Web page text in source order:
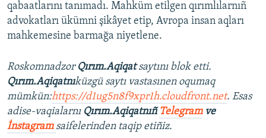
qabaatlarını tanımadı. Mahküm etilgen qırımlılarnıñ
advokatları ükümni şikâyet etip, Avropa insan aqları
mahkemesine barmağa niyetlene.
Roskomnadzor Qırım.Aqiqatsaytını blok etti.
Qırım.Aqiqatnıküzgü saytı vastasınen oqumaq
mümkün:https://d1ug5n8f9xpr1h.cloudfront.net. Esas
adise-vaqialarnı Qırım.Aqiqatnıñ Telegramve
İnstagram saifelerinden taqip etiñiz.